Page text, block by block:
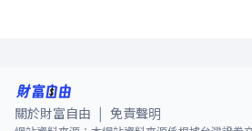
關於財富自由 免責聲明